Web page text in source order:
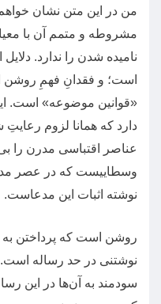
من در این متن نشان
مشروطه و متمم آن با
نامیده‌ شدن را ندارد.
است؛ و فقدانِ فهمِ روشن
«قوانین موضوعه» است.
دارد که همانا لزوم
عناصر اقتباسی مدرن را
‌وسطاییست که در عصر
نوشته اثبات این مدعاست.
روشن است که پرداختن به
نوشتنی در حد رساله است.
سودمند به آن‌ها در این